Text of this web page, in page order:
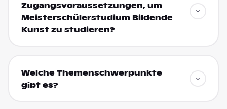
Zugangsvoraussetzungen, um
Meisterschülerstudium Bildende
Kunst zu studieren?
Welche Themenschwerpunkte
gibt es?